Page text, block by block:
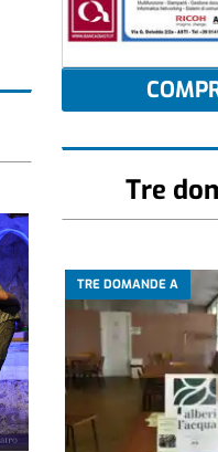
Tre
TRE DOMANDE A